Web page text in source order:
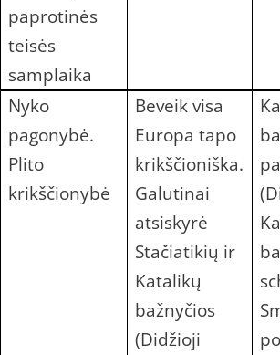
paprotinės
teisės
samplaika
Nyko
pagonybė.
Plito
krikščionybė
Beveik visa
Europa tapo
krikščioniška.
Galutinai
atsiskyrė
Stačiatikių ir
Katalikų
bažnyčios
(Didžioji